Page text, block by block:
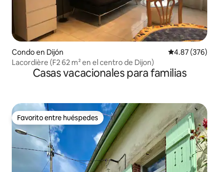
Condo en Dijón Calificación
4.87 (376)
Lacordière (F2 62 m² en el centro de Dijon)
Casas vacacionales para familias
Favorito entre huéspedes
Favorito entre huéspedes